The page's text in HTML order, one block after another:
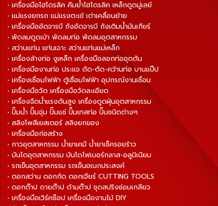
• เครื่องมือไฮโดรลิค คีมย้ำไฮโดรลิค เหล็กดูดมู่เลย์
• แม่แรงยกรถ แม่แรงตะเข้ เต่าเคลื่อนย้าย
• เครื่องมืออัดจารบี ถังอัดจารบี ถังเติมน้ำมันเกียร์
• พัดลมดูดเป่า พัดลมท่อ พัดลมอุตสาหกรรม
• สว่านแท่น แท่นเจาะ สว่านแท่นแม่เหล็ก
• เครื่องล้างท่อ งูเหล็ก เครื่องมือลอกท่ออุดตัน
• เครื่องมืองานท่อ ประแจ ดัด-ตัด-คว้านท่อ บานแป๊ป
• เครื่องเชื่อมไฟฟ้า ตู้เชื่อมไฟฟ้า อุปกรณ์งานเชื่อม
• เครื่องมือวัด เครื่องมือวัดละเอียด
• เครื่องฉีดน้ำแรงดันสูง เครื่องดูดฝุ่นอุตสาหกรรม
• ปั๊มน้ำ ปั๊มจุ่ม ปั๊มแช่ ปั๊มเทสท่อ ปั๊มชนิดต่างๆ
• สลิงโพลีเยสเตอร์ สลิงยกของ
• เครื่องมือก่อสร้าง
• กาวอุตสาหกรรม น้ำยาเคมี น้ำยาเช็ครอยร้าว
• บันไดอุตสาหกรรม บันไดไฟเบอร์กลาส-อลูมิเนียม
• รถเข็นอุตสาหกรรม รถเข็นอเนกประสงค์
• ดอกสว่าน ดอกกัด ดอกเจียร์ CUTTING TOOLS
• ดอกต๊าป ดายต๊าป ด้ามต๊าป ชุดสปริงซ่อมเกลียว
• เครื่องมือเวิร์คช็อป เครื่องมืองานไม้ DIY